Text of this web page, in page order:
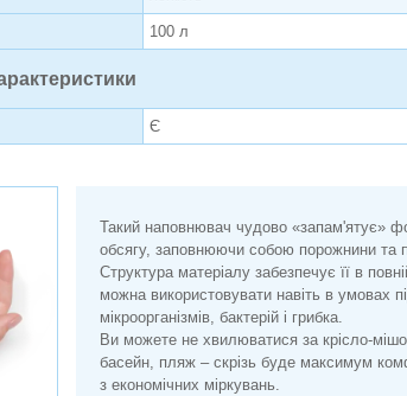
100 л
Є
Такий наповнювач чудово «запам'ятує»
обсягу, заповнюючи собою порожнини та
Структура матеріалу забезпечує її в
можна використовувати навіть в умовах
мікроорганізмів, бактерій і грибка.
Ви можете не хвилюватися за крісло-
басейн, пляж – скрізь буде максимум
з економічних міркувань.